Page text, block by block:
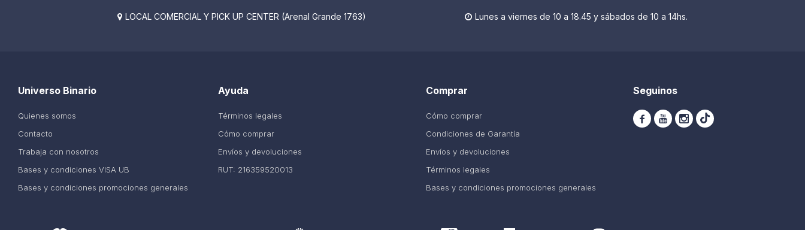
 LOCAL COMERCIAL Y PICK UP CENTER (Arenal Grande 1763)  Lunes a viernes de 10 a 18.45 y sábados de 10 a 14hs.
Ayuda
Términos legales
Cómo comprar
Envíos y devoluciones
RUT: 216359520013
Universo Binario
Quienes somos
Contacto
Trabaja con nosotros
Bases y condiciones VISA UB
Bases y condiciones promociones generales
Comprar
Cómo comprar
Condiciones de Garantía
Envíos y devoluciones
Términos legales
Bases y condiciones promociones generales
Seguinos
  